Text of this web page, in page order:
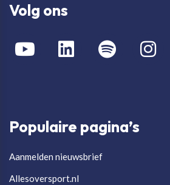
Volg ons
Populaire pagina’s
Aanmelden nieuwsbrief
Allesoversport.nl